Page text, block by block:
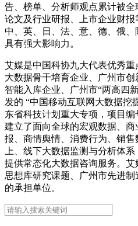
告、榜单、分析师观点累计被
论文及行业研报、上市企业财报
中、英、日、法、意、德、俄、
具有强大影响力。
艾媒是中国科协九大代表优秀
大数据骨干培育企业、广州市
智能入库企业、广州市“两高四
发的 “中国移动互联网大数据挖
东省科技计划重大专项，项目编
建立了面向全球的宏观数据、
报、商情舆情、消费行为、销
上、线下大数据监测与分析体
提供常态化大数据咨询服务。
思想库研究课题、广州市先进
的承担单位。